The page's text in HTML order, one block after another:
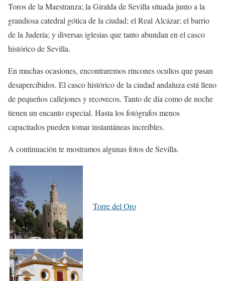
Toros de la Maestranza; la Giralda de Sevilla situada junto a la
grandiosa catedral gótica de la ciudad; el Real Alcázar; el barrio
de la Judería; y diversas iglesias que tanto abundan en el casco
histórico de Sevilla.
En muchas ocasiones, encontraremos rincones ocultos que pasan
desapercibidos. El casco histórico de la ciudad andaluza está lleno
de pequeños callejones y recovecos. Tanto de día como de noche
tienen un encanto especial. Hasta los fotógrafos menos
capacitados pueden tomar instantáneas increíbles.
A continuación te mostramos algunas fotos de Sevilla.
Torre del Oro